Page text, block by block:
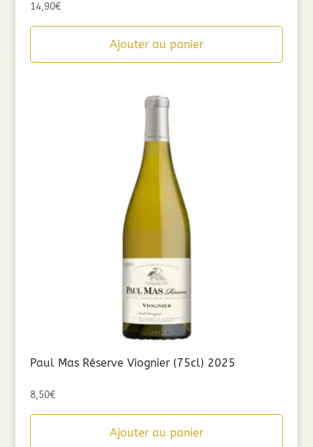
14,90€
Ajouter au panier
Paul Mas Réserve Viognier (75cl) 2025
8,50€
Ajouter au panier